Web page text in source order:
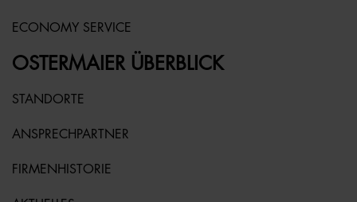
ECONOMY SERVICE
OSTERMAIER ÜBERBLICK
STANDORTE
ANSPRECHPARTNER
FIRMENHISTORIE